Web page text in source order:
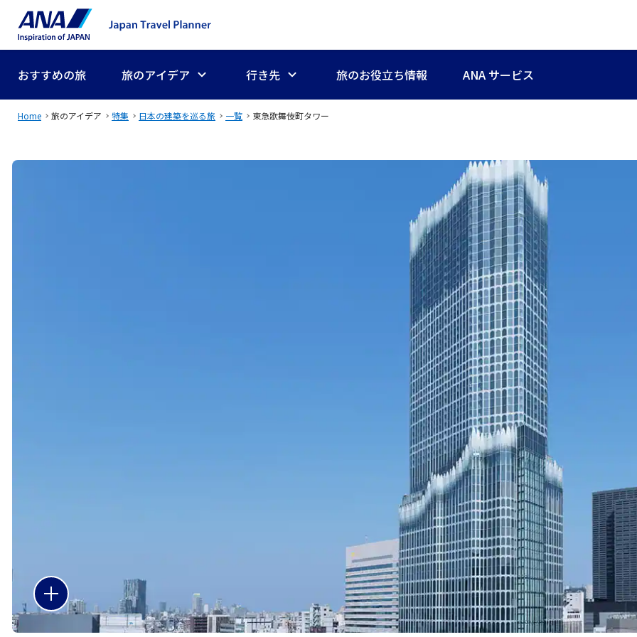
おすすめの旅 旅のアイデア 行き先 旅のお役立ち情報 ANA サービス
Home 旅のアイデア 特集 日本の建築を巡る旅 一覧 東急歌舞伎町タワー